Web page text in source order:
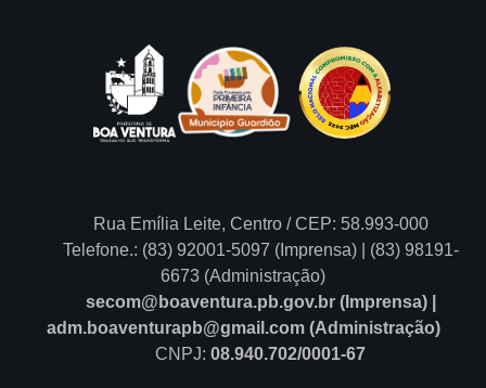
Rua Emília Leite, Centro / CEP: 58.993-000
Telefone.: (83) 92001-5097 (Imprensa) | (83) 98191-
6673 (Administração)
secom@boaventura.pb.gov.br (Imprensa) |
adm.boaventurapb@gmail.com (Administração)
CNPJ: 08.940.702/0001-67